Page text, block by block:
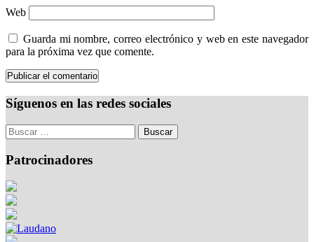
Web
Guarda mi nombre, correo electrónico y web en este navegador
para la próxima vez que comente.
Síguenos en las redes sociales
Patrocinadores